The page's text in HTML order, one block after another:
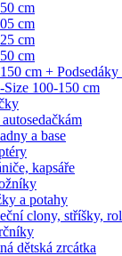
cm
cm
cm
cm
cm +
Size 100-150 cm
a base
kapsáře
a potahy
clony, stříšky,
dětská zrcátka